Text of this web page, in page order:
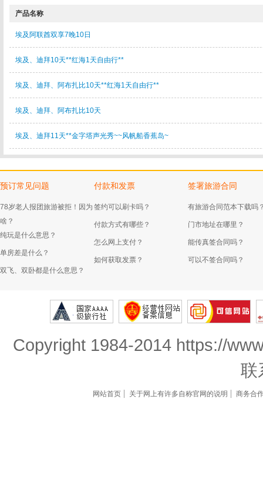
产品名称
埃及阿联酋双享7晚10日
埃及、迪拜10天**红海1天自由行**
埃及、迪拜、阿布扎比10天**红海1天自由行**
埃及、迪拜、阿布扎比10天
埃及、迪拜11天**金字塔声光秀~~风帆船香蕉岛~
预订常见问题
78岁老人报团旅游被拒！因为
啥？
纯玩是什么意思？
单房差是什么？
双飞、双卧都是什么意思？
付款和发票
签约可以刷卡吗？
付款方式有哪些？
怎么网上支付？
如何获取发票？
签署旅游合同
有旅游合同范本下载吗
门市地址在哪里？
能传真签合同吗？
可以不签合同吗？
Copyright 1984-2014 https://
联
网站首页 关于网上有许多自称官网的说明 商务合